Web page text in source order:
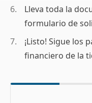
Lleva toda la
formulario de
¡Listo! Sigue los
financiero de la